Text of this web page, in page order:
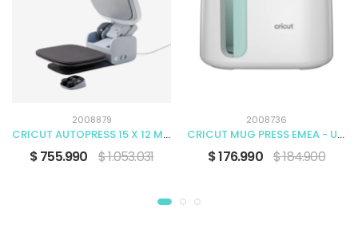
2008879
CRICUT AUTOPRESS 15 X 12 MIST NAMR 220V
$ 755.990 $ 1.053.031
2008736
CRICUT MUG PRESS EMEA - UK 220V
$ 176.990 $ 184.900